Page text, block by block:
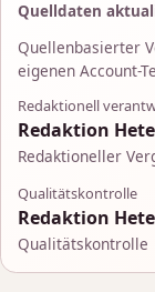
Quelldaten
Quellenbasierter
eigenen Account-
Redaktionell
Redaktion
Redaktioneller
Qualitätskontrolle
Redaktion
Qualitätskontrolle